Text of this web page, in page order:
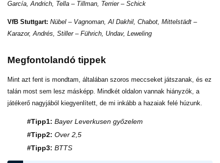
García, Andrich, Tella – Tillman, Terrier – Schick
VfB Stuttgart: Nübel – Vagnoman, Al Dakhil, Chabot, Mittelstädt –
Karazor, Andrés, Stiller – Führich, Undav, Leweling
Megfontolandó tippek
Mint azt fent is mondtam, általában szoros meccseket játszanak, és ez
talán most sem lesz másképp. Mindkét oldalon vannak hiányzók, a
játékerő nagyjából kiegyenlített, de mi inkább a hazaiak felé húzunk.
#Tipp1: Bayer Leverkusen győzelem
#Tipp2: Over 2,5
#Tipp3: BTTS